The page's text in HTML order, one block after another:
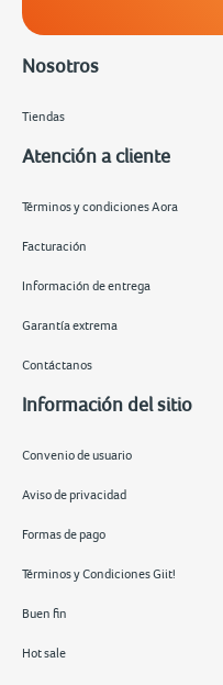
Nosotros
Tiendas
Atención a cliente
Términos y condiciones Aora
Facturación
Información de entrega
Garantía extrema
Contáctanos
Información del sitio
Convenio de usuario
Aviso de privacidad
Formas de pago
Términos y Condiciones Giit!
Buen fin
Hot sale